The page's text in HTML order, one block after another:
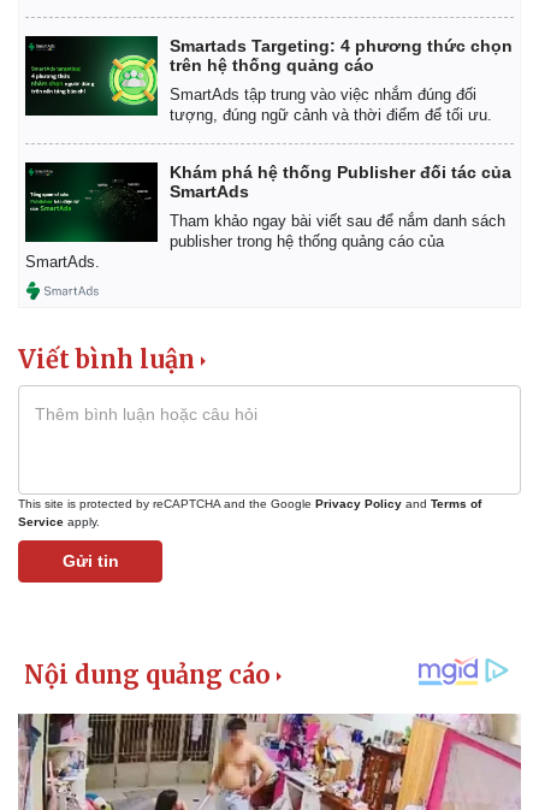
Pháp luật
Vụ án
Quân sự - Quốc phòng
Smartads Targeting: 4 phương thức chọn
trên hệ thống quảng cáo
SmartAds tập trung vào việc nhắm đúng đối
tượng, đúng ngữ cảnh và thời điểm để tối ưu.
Khám phá hệ thống Publisher đối tác của
SmartAds
Tham khảo ngay bài viết sau để nắm danh sách
publisher trong hệ thống quảng cáo của
SmartAds.
Viết bình luận
This site is protected by reCAPTCHA and the Google Privacy Policy and Terms of
Service apply.
Gửi tin